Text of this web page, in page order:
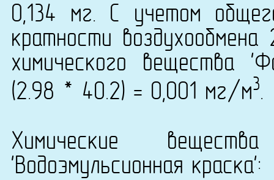
0,134 мг. С учетом
кратности
химического вещества
(2.98 * 40.2) = 0,001 мг/м3.
Химические
'Водоэмульсионная краска':